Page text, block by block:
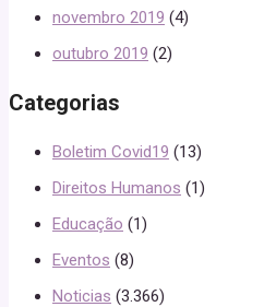
novembro 2019 (4)
outubro 2019 (2)
Categorias
Boletim Covid19 (13)
Direitos Humanos (1)
Educação (1)
Eventos (8)
Noticias (3.366)